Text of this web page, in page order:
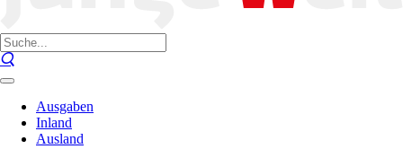
Ausgaben
Inland
Ausland